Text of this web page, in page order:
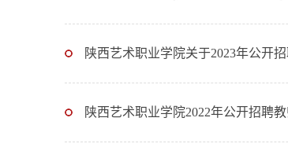
陕西艺术职业学院关于2023年公开
陕西艺术职业学院2022年公开招聘